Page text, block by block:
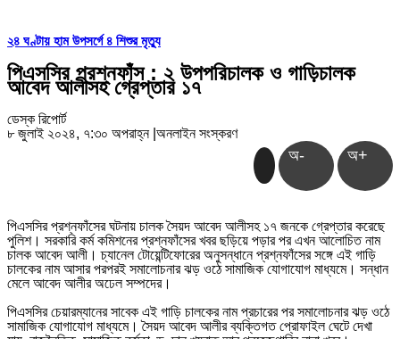
২৪ ঘণ্টায় হাম উপসর্গে ৪ শিশুর মৃত্যু
পিএসসির প্রশ্নফাঁস : ২ উপপরিচালক ও গাড়িচালক
আবেদ আলীসহ গ্রেপ্তার ১৭
ডেস্ক রিপোর্ট
৮ জুলাই ২০২৪, ৭:৩০ অপরাহ্ন অনলাইন সংস্করণ
অ- অ+
পিএসসির প্রশ্নফাঁসের ঘটনায় চালক সৈয়দ আবেদ আলীসহ ১৭ জনকে গ্রেপ্তার করেছে
পুলিশ। সরকারি কর্ম কমিশনের প্রশ্নফাঁসের খবর ছড়িয়ে পড়ার পর এখন আলোচিত নাম
চালক আবেদ আলী। চ্যানেল টোয়েন্টিফোরের অনুসন্ধানে প্রশ্নফাঁসের সঙ্গে এই গাড়ি
চালকের নাম আসার পরপরই সমালোচনার ঝড় ওঠে সামাজিক যোগাযোগ মাধ্যমে। সন্ধান
মেলে আবেদ আলীর অঢেল সম্পদের।
পিএসসির চেয়ারম্যানের সাবেক এই গাড়ি চালকের নাম প্রচারের পর সমালোচনার ঝড় ওঠে
সামাজিক যোগাযোগ মাধ্যমে। সৈয়দ আবেদ আলীর ব্যক্তিগত প্রোফাইল ঘেটে দেখা